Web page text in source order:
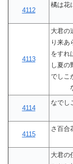
4112
橘は花
4113
大君の
り来あ
をすれ
し夏の
でしこ
4114
なでし
4115
さ百合
大君の